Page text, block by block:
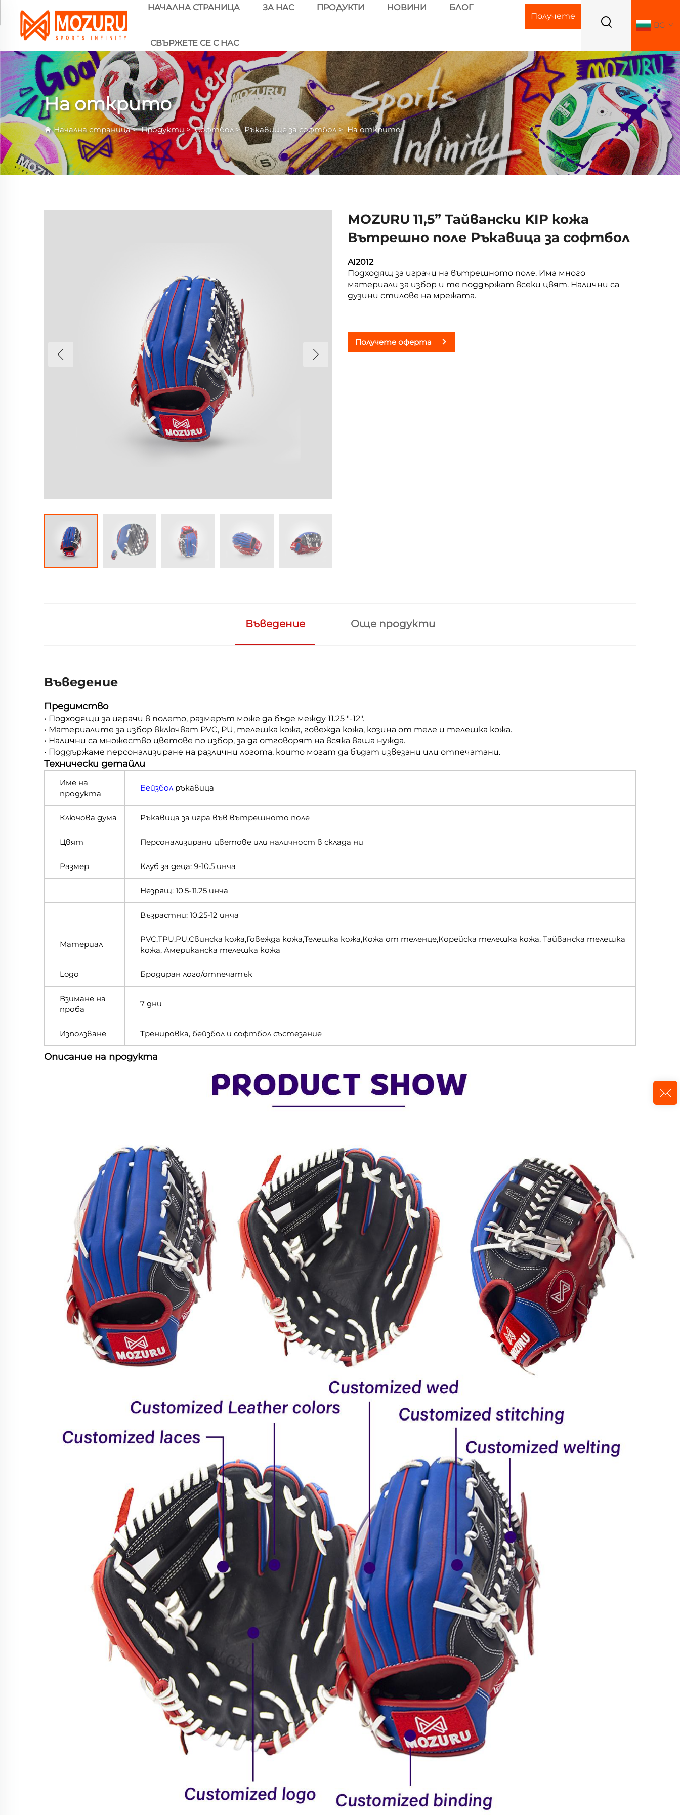
НАЧАЛНА СТРАНИЦА ЗА НАС ПРОДУКТИ НОВИНИ БЛОГ
СВЪРЖЕТЕ СЕ С НАС
Получете
BG
На открито
Начална страница>Продукти>Софтбол>Ръкавище за софтбол>На открито
MOZURU 11,5” Тайвански KIP кожа
Вътрешно поле Ръкавица за софтбол
AI2012
Подходящ за играчи на вътрешното поле. Има много
материали за избор и те поддържат всеки цвят. Налични са
дузини стилове на мрежата.
Получете оферта
Въведение Още продукти
Въведение
Предимство
• Подходящи за играчи в полето, размерът може да бъде между 11.25 "-12".
• Материалите за избор включват PVC, PU, телешка кожа, говежда кожа, козина от теле и телешка кожа.
• Налични са множество цветове по избор, за да отговорят на всяка ваша нужда.
• Поддържаме персонализиране на различни логота, които могат да бъдат извезани или отпечатани.
Технически детайли
Име на
продукта
Бейзбол ръкавица
Ключова дума Ръкавица за игра във вътрешното поле
Цвят Персонализирани цветове или наличност в склада ни
Размер Клуб за деца: 9-10.5 инча
Незрящ: 10.5-11.25 инча
Възрастни: 10,25-12 инча
Материал
PVC,TPU,PU,Свинска кожа,Говежда кожа,Телешка кожа,Кожа от теленце,Корейска телешка кожа, Тайванска телешка
кожа, Американска телешка кожа
Logo Бродиран лого/отпечатък
Взимане на
проба
7 дни
Използване Тренировка, бейзбол и софтбол състезание
Описание на продукта